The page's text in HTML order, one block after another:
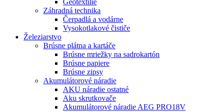
Geotextílie
Záhradná technika
Čerpadlá a vodárne
Vysokotlakové čističe
Železiarstvo
Brúsne plátna a kartáče
Brúsne mriežky na sadrokartón
Brúsne papiere
Brúsne zipsy
Akumulátorové náradie
AKU náradie ostatné
Aku skrutkovače
Akumulátorové náradie AEG PRO18V